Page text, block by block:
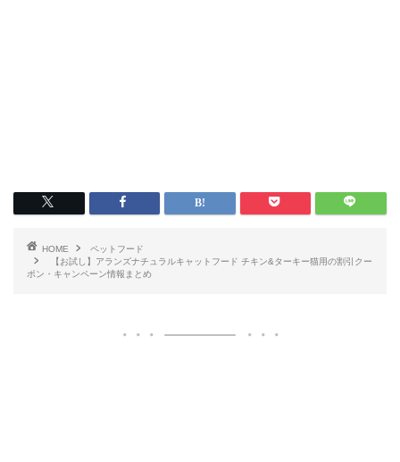
HOME
ペットフード
【お試し】アランズナチュラルキャットフード チキン&ターキー猫用の割引クー
ポン・キャンペーン情報まとめ